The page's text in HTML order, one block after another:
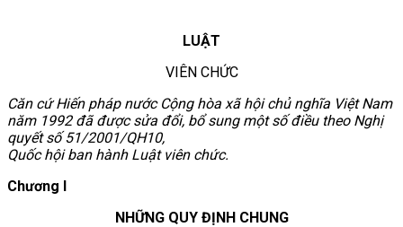
LUẬT
VIÊN CHỨC
Căn cứ Hiến pháp nước Cộng hòa xã hội chủ nghĩa Việt Nam
năm 1992 đã được sửa đổi, bổ sung một số điều theo Nghị
quyết số 51/2001/QH10,
Quốc hội ban hành Luật viên chức.
Chương I
NHỮNG QUY ĐỊNH CHUNG